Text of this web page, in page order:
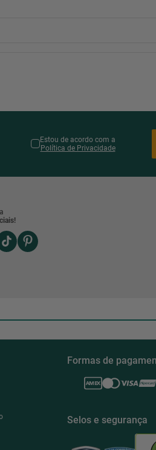
Estou de acordo com a
Política de Privacidade
Formas de
Selos e segurança